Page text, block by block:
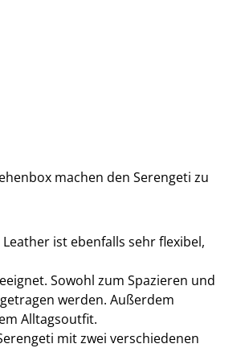
machen den Serengeti zu
ist ebenfalls sehr flexibel,
Sowohl zum Spazieren und
werden. Außerdem
Alltagsoutfit.
mit zwei verschiedenen